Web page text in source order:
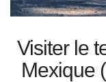
Visiter le
Mexique